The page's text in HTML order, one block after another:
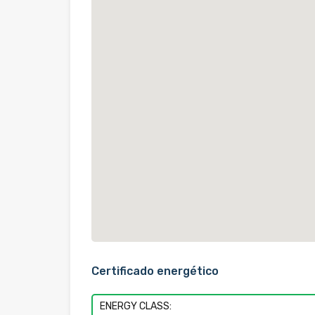
Certificado energético
ENERGY CLASS: